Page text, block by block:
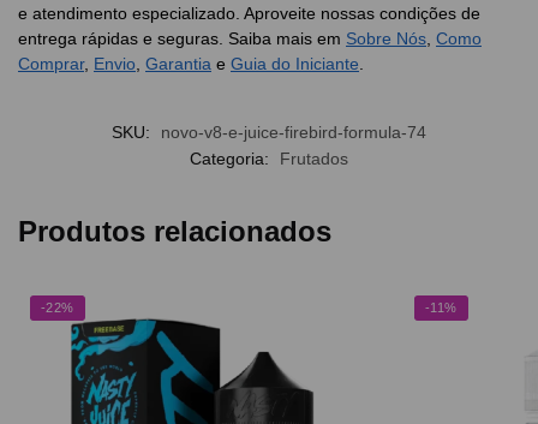
e atendimento especializado. Aproveite nossas condições de
entrega rápidas e seguras. Saiba mais em Sobre Nós Como
Comprar, Envio Garantia e Guia do Iniciante
SKU:
novo-v8-e-juice-firebird-formula-74
Categoria:
Frutados
Produtos relacionados
-22% -11%